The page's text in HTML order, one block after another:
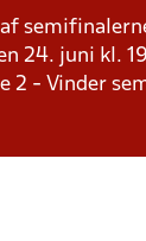
24. juni kl.
2 - Vinder